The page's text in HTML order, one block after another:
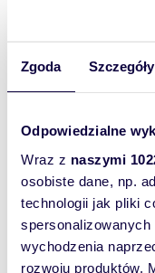
Zgoda Szczegóły
Odpowiedzialne
Wraz z naszymi
osobiste dane, np.
technologii jak pliki
spersonalizowanych
wychodzenia
rozwoju produktów.
2
2